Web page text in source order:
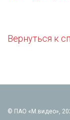
Вернуться к
© ПАО «М.видео»,